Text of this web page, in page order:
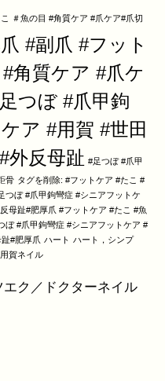
＃魚の目 #角質ケア #爪ケア#爪切
#副爪 #フット
角質ケア #爪ケ
つぼ #爪甲鉤
ア #用賀 #世田
外反母趾 #足つぼ #爪甲
骨 タグを削除: #フットケア #たこ #
つぼ #爪甲鉤彎症 #シニアフットケ
母趾#肥厚爪 #フットケア #たこ #魚
ぼ #爪甲鉤彎症 #シニアフットケア #
#肥厚爪 ハート ハート，シンプ
賀ネイル
ク／ドクターネイル